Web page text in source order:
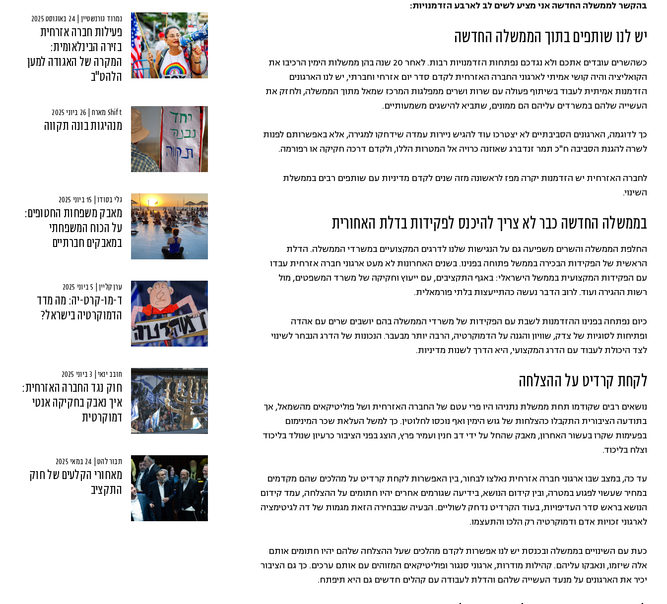
בהקשר לממשלה החדשה אני מציע לשים לב לארבע הזדמנויות:
יש לנו שותפים בתוך הממשלה החדשה
כשהשרים עובדים אתכם ולא נגדכם נפתחות הזדמנויות רבות. לאחר 20 שנה בהן ממשלות הימין הרכיבו את
הקואליציה והיה קושי אמיתי לארגוני החברה האזרחית לקדם סדר יום אזרחי וחברתי, יש לנו הארגונים
הזדמנות אמיתית לעבוד בשיתוף פעולה עם שרות ושרים ממפלגות המרכז שמאל מתוך הממשלה, ולחזק את
העשייה שלהם במשרדים עליהם הם ממונים, שתביא להישגים משמעותיים.
כך לדוגמה, הארגונים הסביבתיים לא יצטרכו עוד להגיש ניירות עמדה שידחקו למגירה, אלא באפשרותם לפנות
לשרה להגנת הסביבה ח"כ תמר זנדברג שאוזנה כרויה אל המטרות הללו, ולקדם דרכה חקיקה או רפורמה.
לחברה האזרחית יש הזדמנות יקרה מפז לראשונה מזה שנים לקדם מדיניות עם שותפים רבים בממשלת
השינוי.
בממשלה החדשה כבר לא צריך להיכנס לפקידות בדלת האחורית
החלפת הממשלה והשרים משפיעה גם על הנגישות שלנו לדרגים המקצועיים במשרדי הממשלה. הדלת
הראשית של הפקידות הבכירה בממשל פתוחה בפנינו. בשנים האחרונות לא מעט ארגוני חברה אזרחית עבדו
עם הפקידות המקצועית בממשל הישראלי: באגף התקציבים, עם ייעוץ וחקיקה של משרד המשפטים, מול
רשות ההגירה ועוד. לרוב הדבר נעשה כהתייעצות בלתי פורמאלית.
כיום נפתחה בפנינו ההזדמנות לשבת עם הפקידות של משרדי הממשלה בהם יושבים שרים עם אהדה
ופתיחות לסוגיות של צדק, שוויון והגנה על הדמוקרטיה, הרבה יותר מבעבר. הנכונות של הדרג הנבחר לשינוי
לצד היכולת לעבוד עם הדרג המקצועי, היא הדרך לשנות מדיניות.
לקחת קרדיט על ההצלחה
נושאים רבים שקודמו תחת ממשלת נתניהו היו פרי עטם של החברה האזרחית ושל פוליטיקאים מהשמאל, אך
בתודעה הציבורית התקבלו כהצלחות של גוש הימין ואף נוכסו לחלוטין. כך למשל העלאת שכר המינימום
בפעימות שקרו בעשור האחרון, מאבק שהחל על ידי דב חנין ועמיר פרץ, הוצג בפני הציבור כרעיון שנולד בליכוד
וצלח בליכוד.
עד כה, במצב שבו ארגוני חברה אזרחית נאלצו לבחור, בין האפשרות לקחת קרדיט על מהלכים שהם מקדמים
במחיר שעשוי לפגוע במטרה, ובין קידום הנושא, בידיעה שגורמים אחרים יהיו חתומים על ההצלחה, עמד קידום
הנושא בראש סדר העדיפויות, בעוד הקרדיט נדחק לשוליים. הבעיה שבבחירה הזאת מגמות של דה לגיטימציה
לארגוני זכויות אדם ודמוקרטיה רק הלכו והתעצמו.
כעת עם השינויים בממשלה ובכנסת יש לנו אפשרות לקדם מהלכים שעל ההצלחה שלהם יהיו חתומים אותם
אלה שיזמו, ונאבקו עליהם. קהילות מודרות, ארגוני סנגור ופוליטיקאים המזוהים עם אותם ערכים. כך גם הציבור
יכיר את הארגונים על מנעד העשייה שלהם והדלת לעבודה עם קהלים חדשים גם היא תיפתח.
נמרוד גורנשטיין | 24 באוגוסט 2025
פעילות חברה אזרחית
בזירה הבינלאומית:
המקרה של האגודה למען
הלהט"ב
Shift מארח | 26 ביוני 2025
מנהיגות בונה תקווה
גלי בסודו | 15 ביוני 2025
מאבק משפחות החטופים:
על הכוח המשפחתי
במאבקים חברתיים
ערן קליין | 5 ביוני 2025
ד-מו-קרט-יה: מה מדד
הדמוקרטיה בישראל?
חובב ינאי | 3 ביוני 2025
חוק נגד החברה האזרחית:
איך נאבק בחקיקה אנטי
דמוקרטית
תבור להט | 24 במאי 2025
מאחורי הקלעים של חוק
התקציב